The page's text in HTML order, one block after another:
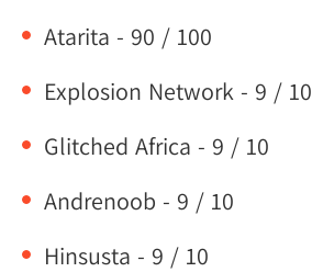
Atarita - 90 / 100
Explosion Network - 9 / 10
Glitched Africa - 9 / 10
Andrenoob - 9 / 10
Hinsusta - 9 / 10